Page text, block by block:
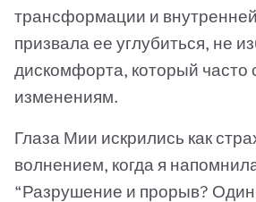
трансформации и
призвала ее углубиться, не
дискомфорта, который часто
изменениям.
Глаза Мии искрились как
волнением, когда я
“Разрушение и прорыв? Один